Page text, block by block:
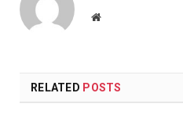
Website
RELATED POSTS